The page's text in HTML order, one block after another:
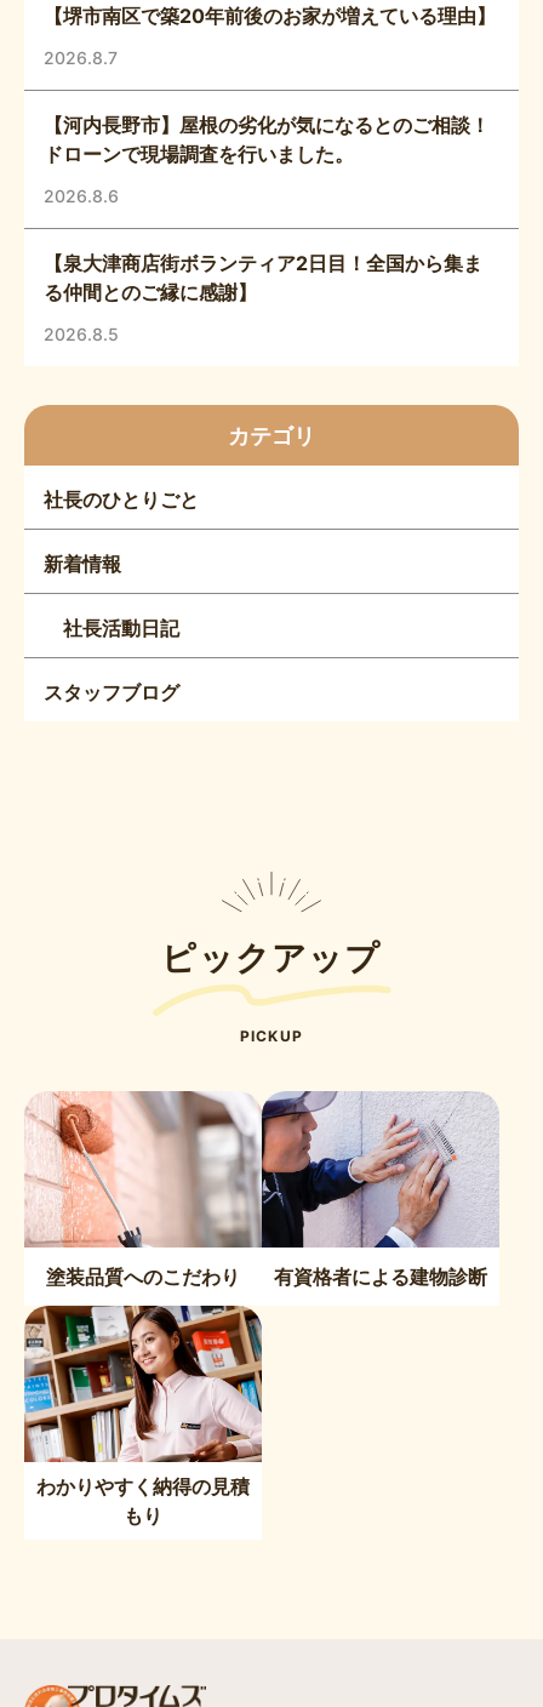
【堺市南区で築20年前後のお家が増えている理由】
2026.8.7
【河内長野市】屋根の劣化が気になるとのご相談！
ドローンで現場調査を行いました。
2026.8.6
【泉大津商店街ボランティア2日目！全国から集ま
る仲間とのご縁に感謝】
2026.8.5
カテゴリ
社長のひとりごと
新着情報
社長活動日記
スタッフブログ
ピックアップ
PICKUP
塗装品質へのこだわり 有資格者による建物診断
わかりやすく納得の見積
もり